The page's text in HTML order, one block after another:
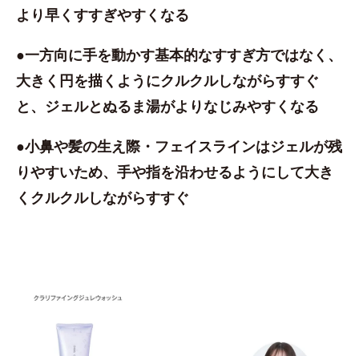
より早くすすぎやすくなる
●一方向に手を動かす基本的なすすぎ方ではなく、
大きく円を描くようにクルクルしながらすすぐ
と、ジェルとぬるま湯がよりなじみやすくなる
●小鼻や髪の生え際・フェイスラインはジェルが残
りやすいため、手や指を沿わせるようにして大き
くクルクルしながらすすぐ